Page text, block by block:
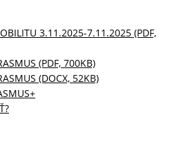
3.11.2025-7.11.2025 (PDF,
(PDF, 700KB)
(DOCX, 52KB)